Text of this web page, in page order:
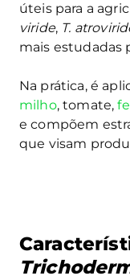
úteis para a
viride, T.
mais estudadas
Na prática, é
milho, tomate,
e compõem
que visam